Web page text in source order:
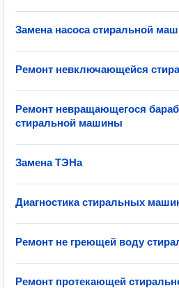
Замена насоса стиральной
Ремонт невключающейся
Ремонт невращающегося
стиральной машины
Замена ТЭНа
Диагностика стиральных
Ремонт не греющей воду
Ремонт протекающей